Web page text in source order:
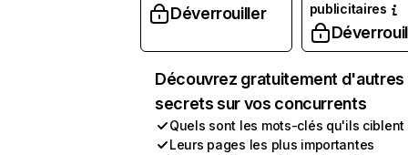
Déverrouiller
publicitaires
Découvrez gratuitement d'autres
secrets sur vos concurrents
Quels sont les mots-clés qu'ils ciblent
Leurs pages les plus importantes